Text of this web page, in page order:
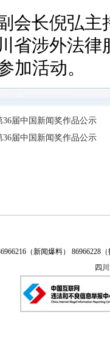
长倪弘主
省涉外法
加活动。
届中国新闻奖作品公示
届中国新闻奖作品公示
（新闻爆料） 86966228
四